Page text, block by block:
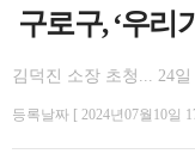
구로구, ‘우리
김덕진 소장 초청... 24
등록날짜 [ 2024년07월10일